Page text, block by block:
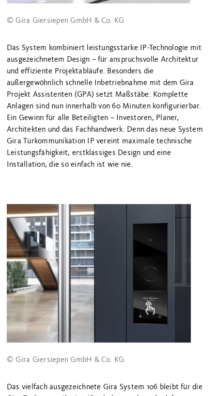
© Gira Giersiepen GmbH & Co. KG
Das System kombiniert leistungsstarke IP-Technologie mit
ausgezeichnetem Design – für anspruchsvolle Architektur
und effiziente Projektabläufe. Besonders die
außergewöhnlich schnelle Inbetriebnahme mit dem Gira
Projekt Assistenten (GPA) setzt Maßstäbe: Komplette
Anlagen sind nun innerhalb von 60 Minuten konfigurierbar.
Ein Gewinn für alle Beteiligten – Investoren, Planer,
Architekten und das Fachhandwerk. Denn das neue System
Gira Türkommunikation IP vereint maximale technische
Leistungsfähigkeit, erstklassiges Design und eine
Installation, die so einfach ist wie nie.
© Gira Giersiepen GmbH & Co. KG
Das vielfach ausgezeichnete Gira System 106 bleibt für die